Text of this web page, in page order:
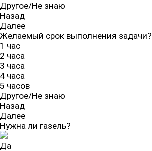
Другое/Не знаю
Назад
Далее
Желаемый срок выполнения задачи?
1 час
2 часа
3 часа
4 часа
5 часов
Другое/Не знаю
Назад
Далее
Нужна ли газель?
Да